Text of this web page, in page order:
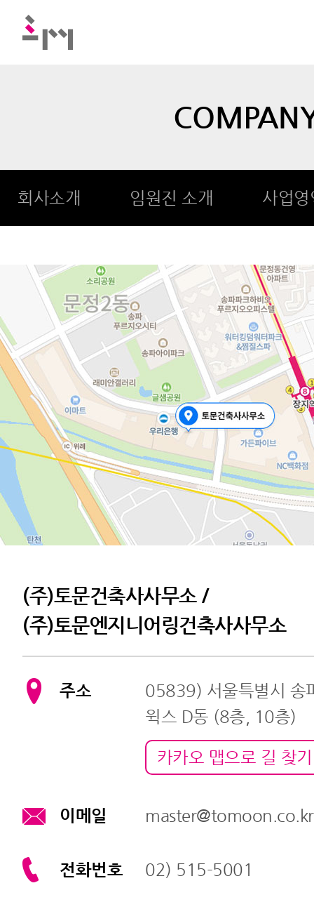
회사소개 임원진 소개 사업영
(주)토문건축사사무소 /
(주)토문엔지니어링건축사사무소
주소
05839) 서울특별시 송
윅스 D동 (8층, 10층)
카카오 맵으로 길 찾기
이메일 master@tomoon.co.kr
전화번호 02) 515-5001